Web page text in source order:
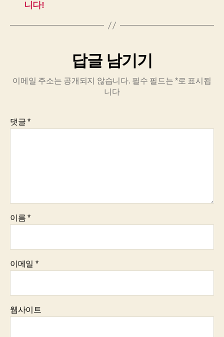
니다!
답글 남기기
이메일 주소는 공개되지 않습니다. 필수 필드는*로 표시됩
니다
댓글*
이름*
이메일 *
웹사이트